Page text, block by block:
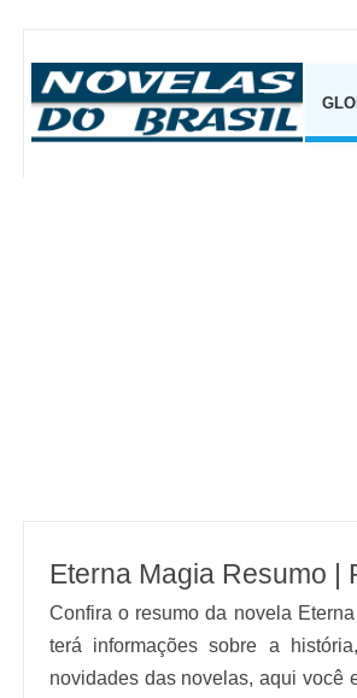
Eterna Magia Resumo |
Confira o resumo da novela
terá informações sobre a
novidades das novelas, aqui você